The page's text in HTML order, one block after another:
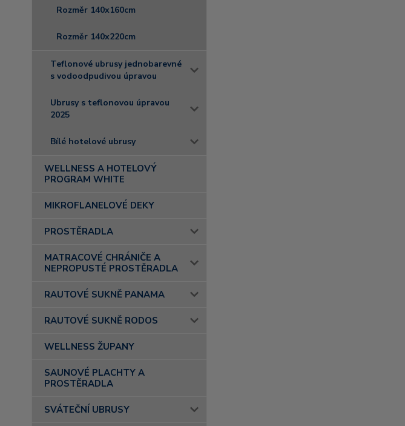
Rozměr 140x160cm
Rozměr 140x220cm
Teflonové ubrusy jednobarevné
s vodoodpudivou úpravou
Ubrusy s teflonovou úpravou
2025
Bílé hotelové ubrusy
WELLNESS A HOTELOVÝ
PROGRAM WHITE
MIKROFLANELOVÉ DEKY
PROSTĚRADLA
MATRACOVÉ CHRÁNIČE A
NEPROPUSTÉ PROSTĚRADLA
RAUTOVÉ SUKNĚ PANAMA
RAUTOVÉ SUKNĚ RODOS
WELLNESS ŽUPANY
SAUNOVÉ PLACHTY A
PROSTĚRADLA
SVÁTEČNÍ UBRUSY